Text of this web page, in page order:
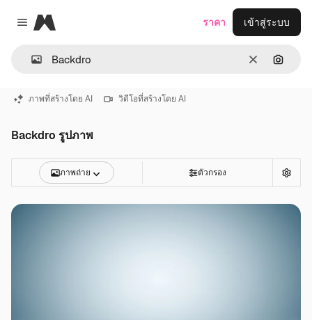
Close menu
Magnific
ชัดเจนค้นหา
ราคา เข้าสู่ระบบ
ภาพที่สร้างโดย AI วิดีโอที่สร้างโดย AI
Backdro รูปภาพ
ภาพถ่าย ตัวกรอง